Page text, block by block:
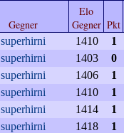
Gegner
Elo
Gegner Pkt
superhirni 1410
1
superhirni 1403
0
superhirni 1406
1
superhirni 1410
1
superhirni 1414
1
superhirni 1418
1